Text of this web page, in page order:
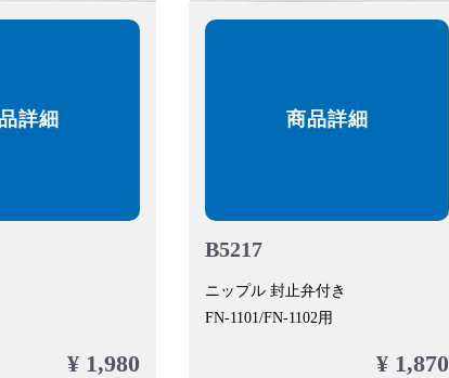
詳細
¥ 1,980
商品詳細
B5217
ニップル 封止弁付き
FN-1101/FN-1102用
¥ 1,870